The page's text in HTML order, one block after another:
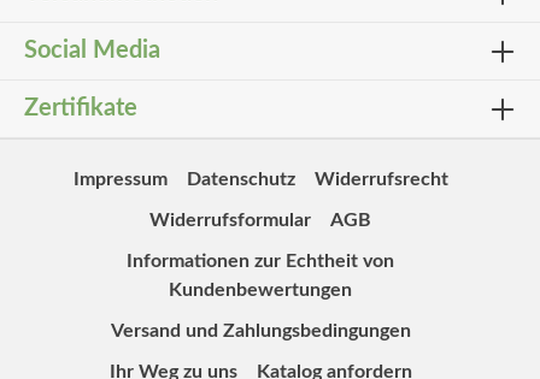
Social Media
Zertifikate
Impressum Datenschutz Widerrufsrecht
Widerrufsformular AGB
Informationen zur Echtheit von
Kundenbewertungen
Versand und Zahlungsbedingungen
Ihr Weg zu uns Katalog anfordern